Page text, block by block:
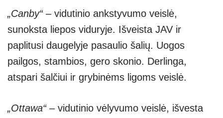
„Canby“– vidutinio ankstyvumo veislė,
sunoksta liepos viduryje. Išveista JAV ir
paplitusi daugelyje pasaulio šalių. Uogos
pailgos, stambios, gero skonio. Derlinga,
atspari šalčiui ir grybinėms ligoms veislė.
„Ottawa“– vidutinio vėlyvumo veislė, išvesta